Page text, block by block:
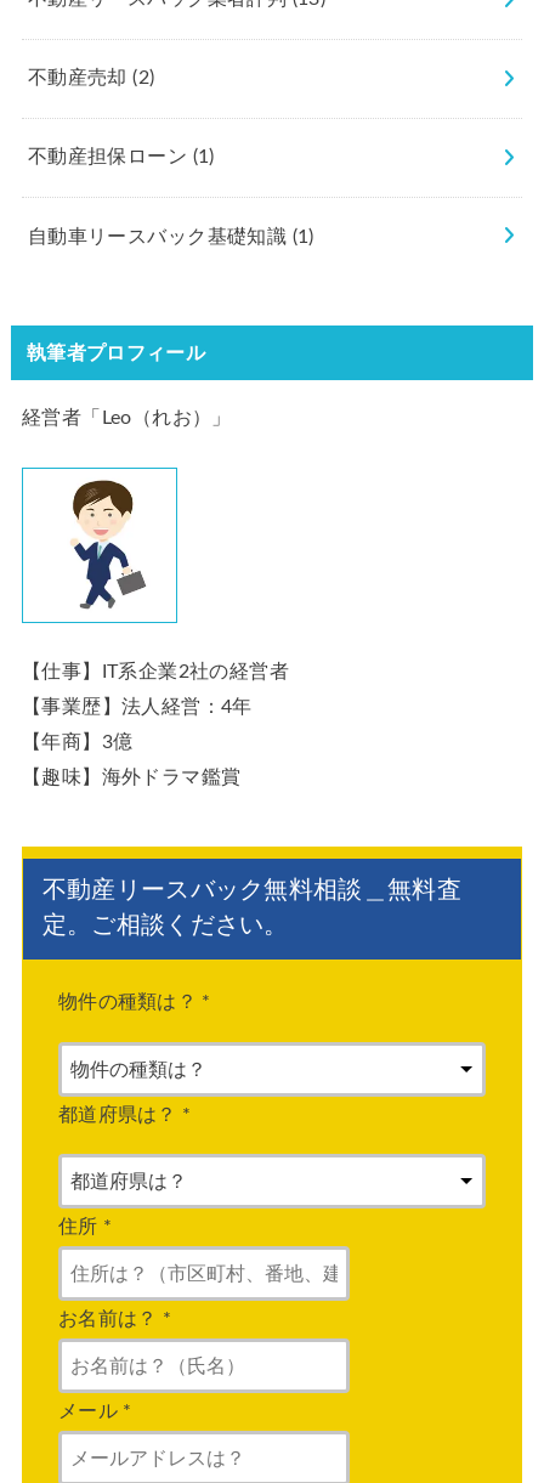
不動産売却(2)
不動産担保ローン (1)
自動車リースバック基礎知識 (1)
執筆者プロフィール
経営者「Leo（れお）」
【仕事】IT系企業2社の経営者
【事業歴】法人経営：4年
【年商】3億
【趣味】海外ドラマ鑑賞
不動産リースバック無料相談＿無料査
定。ご相談ください。
物件の種類は？ *
都道府県は？ *
住所 *
お名前は？ *
メール *